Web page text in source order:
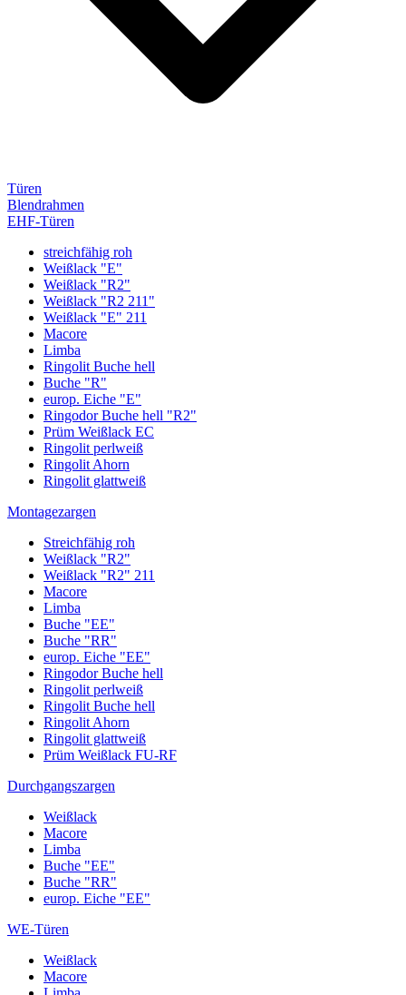
Türen
Blendrahmen
EHF-Türen
streichfähig roh
Weißlack "E"
Weißlack "R2"
Weißlack "R2 211"
Weißlack "E" 211
Macore
Limba
Ringolit Buche hell
Buche "R"
europ. Eiche "E"
Ringodor Buche hell "R2"
Prüm Weißlack EC
Ringolit perlweiß
Ringolit Ahorn
Ringolit glattweiß
Montagezargen
Streichfähig roh
Weißlack "R2"
Weißlack "R2" 211
Macore
Limba
Buche "EE"
Buche "RR"
europ. Eiche "EE"
Ringodor Buche hell
Ringolit perlweiß
Ringolit Buche hell
Ringolit Ahorn
Ringolit glattweiß
Prüm Weißlack FU-RF
Durchgangszargen
Weißlack
Macore
Limba
Buche "EE"
Buche "RR"
europ. Eiche "EE"
WE-Türen
Weißlack
Macore